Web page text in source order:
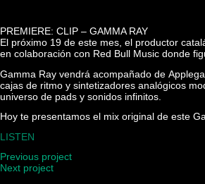
PREMIERE: CLIP – GAMMA RAY
El próximo 19 de este mes, el productor
en colaboración con Red Bull Music donde
Gamma Ray vendrá acompañado de
cajas de ritmo y sintetizadores analógicos
universo de pads y sonidos infinitos.
Hoy te presentamos el mix original de este
LISTEN
Previous project
Next project